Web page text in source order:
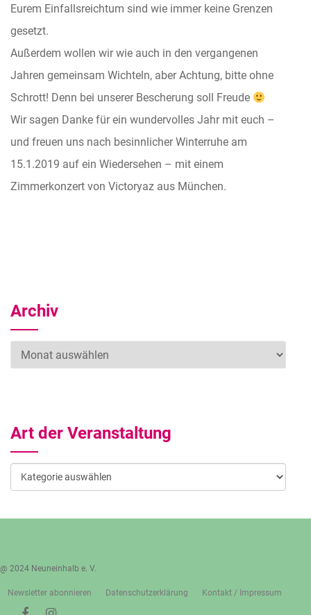
Eurem Einfallsreichtum sind wie immer keine Grenzen
gesetzt.
Außerdem wollen wir wie auch in den vergangenen
Jahren gemeinsam Wichteln, aber Achtung, bitte ohne
Schrott! Denn bei unserer Bescherung soll Freude
Wir sagen Danke für ein wundervolles Jahr mit euch –
und freuen uns nach besinnlicher Winterruhe am
15.1.2019 auf ein Wiedersehen – mit einem
Zimmerkonzert von Victoryaz aus München.
Archiv
Archiv
Art der Veranstaltung
Art
der
Veranstaltung
@ 2024 Neuneinhalb e. V.
Newsletter abonnieren Datenschutzerklärung Kontakt / Impressum